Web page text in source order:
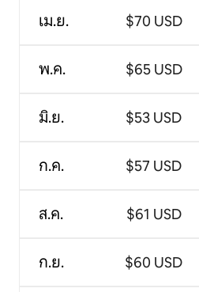
เม.ย.
พ.ค.
มิ.ย.
ก.ค.
ส.ค.
ก.ย.
$70 USD
$65 USD
$53 USD
$57 USD
$61 USD
$60 USD